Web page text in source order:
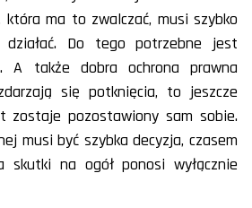
która ma to zwalczać, musi szybko
Do tego potrzebne jest
A także dobra ochrona prawna
się potknięcia, to jeszcze
zostaje pozostawiony sam sobie.
musi być szybka decyzja, czasem
skutki na ogół ponosi wyłącznie